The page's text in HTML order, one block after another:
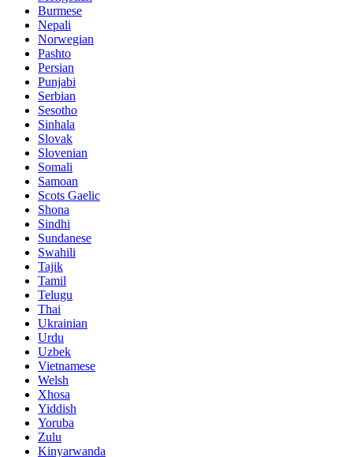
Burmese
Nepali
Norwegian
Pashto
Persian
Punjabi
Serbian
Sesotho
Sinhala
Slovak
Slovenian
Somali
Samoan
Scots Gaelic
Shona
Sindhi
Sundanese
Swahili
Tajik
Tamil
Telugu
Thai
Ukrainian
Urdu
Uzbek
Vietnamese
Welsh
Xhosa
Yiddish
Yoruba
Zulu
Kinyarwanda